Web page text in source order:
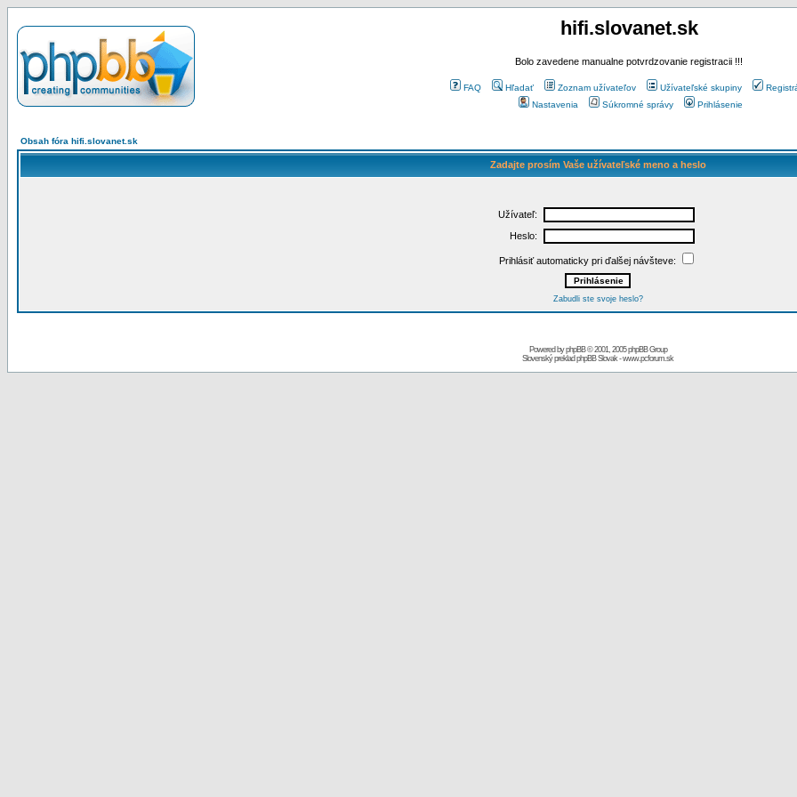
hifi.slovanet.sk
Bolo zavedene manualne potvrdzovanie registracii !!!
FAQ Hľadať Zoznam užívateľov Užívateľské skupiny
Nastavenia
Súkromné správy Prihlásenie
Obsah fóra hifi.slovanet.sk
Zadajte prosím Vaše užívateľské meno a heslo
Užívateľ:
Heslo:
Prihlásiť automaticky pri ďalšej návšteve:
Zabudli ste svoje heslo?
Powered byphpBB© 2001, 2005 phpBB Group
Slovenský preklad phpBB Slovak-www.pcforum.sk